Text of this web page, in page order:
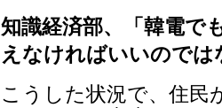
知識経済部、「韓電で
えなければいいのでは
こうした状況で、住民